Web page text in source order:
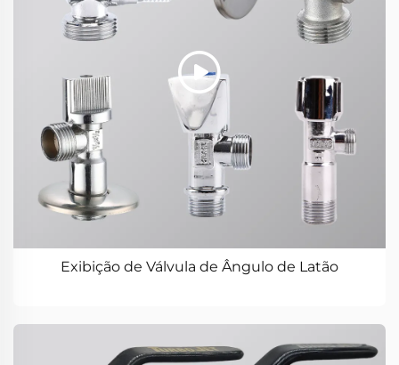
Exibição de Válvula de Ângulo de Latão